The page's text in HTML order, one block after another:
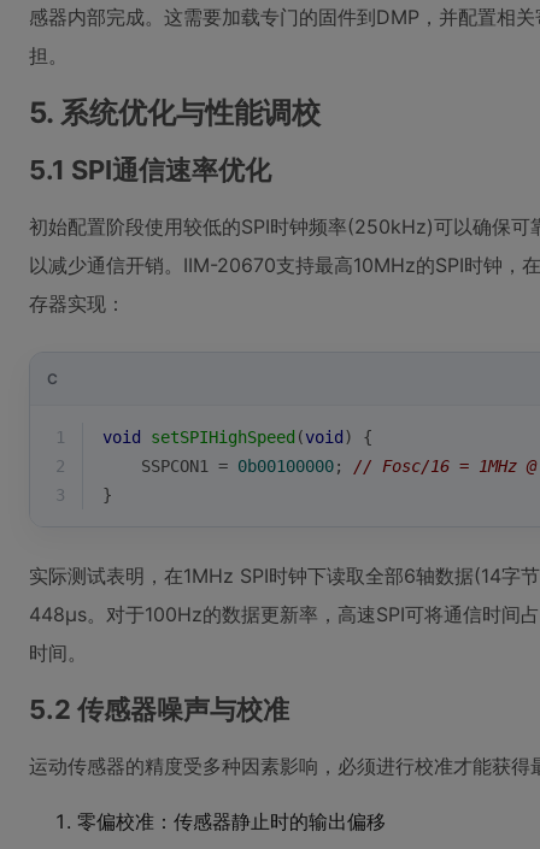
感器内部完成。这需要加载专门的固件到DMP，并配置相
担。
5. 系统优化与性能调校
5.1 SPI通信速率优化
初始配置阶段使用较低的SPI时钟频率(250kHz)可以确保
以减少通信开销。IIM-20670支持最高10MHz的SPI时钟，
存器实现：
C
1 void setSPIHighSpeed (void )
{
2
    SSPCON1 =
0b00100000; // Fosc/16 = 1MHz @
3
}
实际测试表明，在1MHz SPI时钟下读取全部6轴数据(14字
448μs。对于100Hz的数据更新率，高速SPI可将通信时间
时间。
5.2 传感器噪声与校准
运动传感器的精度受多种因素影响，必须进行校准才能获
零偏校准：传感器静止时的输出偏移